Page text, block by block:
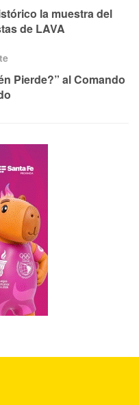
la muestra del
de LAVA
Pierde?” al Comando